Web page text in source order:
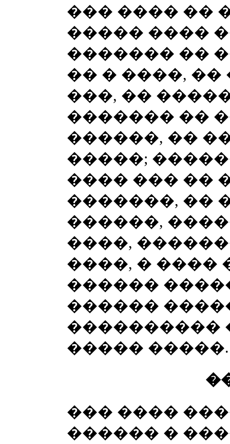
��� ���� ��
����� ����
������� ��
�� � ����,
���, ��
������� ��
������, ��
�����;
���� ��� ��
�������, ��
������,
����,
����, � ����
������
������
����������
����� �����.
��� ����
������ �